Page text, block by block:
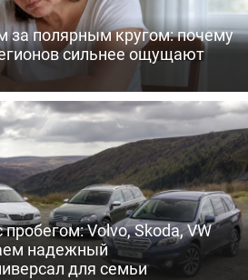
за полярным кругом: почему
сильнее ощущают
Volvo, Skoda, VW
надежный
для семьи